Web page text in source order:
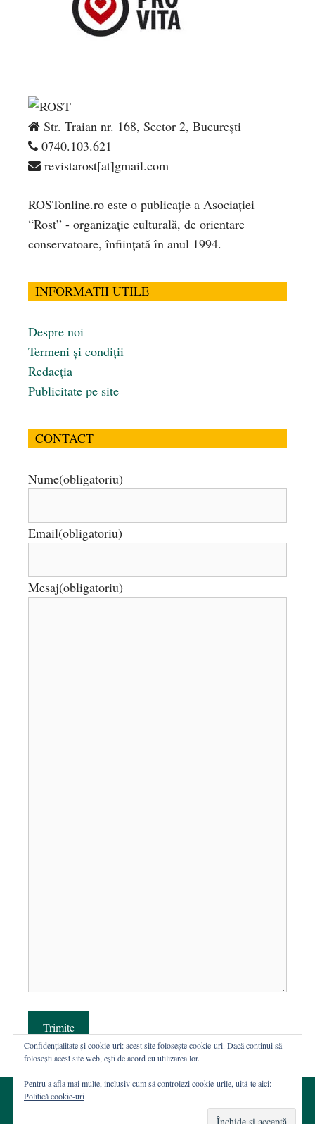
Str. Traian nr. 168, Sector 2, București
0740.103.621
revistarost[at]gmail.com
ROSTonline.ro este o publicaţie a Asociaţiei
“Rost” - organizaţie culturală, de orientare
conservatoare, înfiinţată în anul 1994.
INFORMATII UTILE
Despre noi
Termeni și condiții
Redacția
Publicitate pe site
CONTACT
Nume(obligatoriu)
Email(obligatoriu)
Mesaj(obligatoriu)
Trimite
Confidențialitate și cookie-uri: acest site folosește cookie-uri. Dacă continui să
folosești acest site web, ești de acord cu utilizarea lor.
Pentru a afla mai multe, inclusiv cum să controlezi cookie-urile, uită-te aici:
Politică cookie-uri